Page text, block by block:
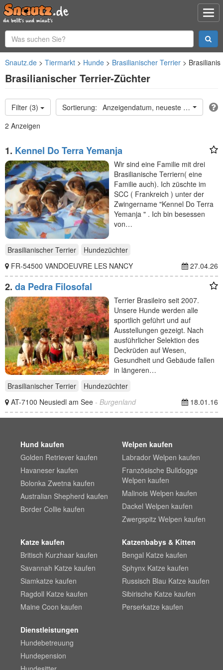
Snautz.de Tiermarkt Hunde Brasilianischer Terrier
Brasilianischer Terrier-Züchter
Filter (3)
Anzeigendatum, neueste oben
2 Anzeigen
1. Kennel Do Terra Yemanja
Wir sind eine Familie mit drei
Brasilianische Terriern( eine
Familie auch). Ich züschte im
SCC ( Frankreich ) unter der
Zwingername "Kennel Do Terra
Yemanja " . Ich bin besessen
von…
Brasilianischer Terrier
Hundezüchter
FR-54500 VANDOEUVRE LES NANCY
27.04.26
2. da Pedra Filosofal
Terrier Brasileiro seit 2007.
Unsere Hunde werden alle
sportlich geführt und auf
Ausstellungen gezeigt. Nach
ausführlicher Selektion des
Deckrüden auf Wesen,
Gesundheit und Gebäude fallen
in längeren…
Brasilianischer Terrier
Hundezüchter
AT-7100 Neusiedl am See - Burgenland 18.01.16
Hund kaufen
Golden Retriever kaufen
Havaneser kaufen
Bolonka Zwetna kaufen
Australian Shepherd kaufen
Border Collie kaufen
Welpen kaufen
Labrador Welpen kaufen
Französische Bulldogge
Welpen kaufen
Malinois Welpen kaufen
Dackel Welpen kaufen
Zwergspitz Welpen kaufen
Katze kaufen
Britisch Kurzhaar kaufen
Savannah Katze kaufen
Siamkatze kaufen
Ragdoll Katze kaufen
Maine Coon kaufen
Katzenbabys & Kitten
Bengal Katze kaufen
Sphynx Katze kaufen
Russisch Blau Katze kaufen
Sibirische Katze kaufen
Perserkatze kaufen
Dienstleistungen
Hundebetreuung
Hundepension